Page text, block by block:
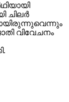
ചിലര്‍
വിവേചനം